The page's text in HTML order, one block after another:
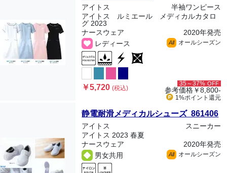
アイトス
半袖ワンピース
アイトス ルミエール メディカルカタロ
グ 2023
ナースウェア
2020年発売
レディース
All オールシーズン
￥5,720(税込)
35～37% OFF
参考価格￥8,800-
1%ポイント 還元
静電耐滑メディカルシューズ 861406
アイトス
スニーカー
アイトス 2023 春夏
ナースウェア
2020年発売
男女共用
All オールシーズン